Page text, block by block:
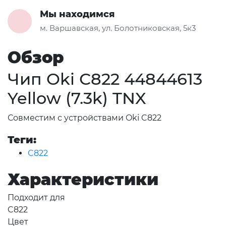
Мы находимся
м. Варшавская, ул. Болотниковская, 5к3
Обзор
Чип Oki С822 44844613
Yellow (7.3k) TNX
Совместим с устройствами Oki C822
Теги:
C822
Характеристики
Подходит для
C822
Цвет